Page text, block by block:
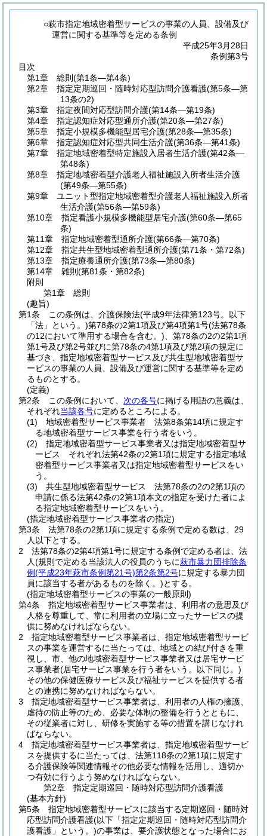
○萩市指定地域密着型サービスの事業の人員、設備及び
運営に関する基準等を定める条例
平成25年3月28日
条例第3号
目次
第1章
総則 (第1条―第4条)
第2章
指定定期巡回・随時対応型訪問介護看護(第5条―第
13条の2)
第3章
指定夜間対応型訪問介護(第14条―第19条)
第4章
指定認知症対応型通所介護(第20条―第27条)
第5章
指定小規模多機能型居宅介護(第28条―第35条)
第6章
指定認知症対応型共同生活介護(第36条―第41条)
第7章
指定地域密着型特定施設入居者生活介護(第42条―
第48条)
第8章
指定地域密着型介護老人福祉施設入所者生活介護
(第49条―第55条)
第9章
ユニット型指定地域密着型介護老人福祉施設入所者
生活介護(第56条―第59条)
第10章
指定看護小規模多機能型居宅介護(第60条―第65
条)
第11章
指定地域密着型通所介護(第66条―第70条)
第12章
指定共生型地域密着型通所介護(第71条・第72条)
第13章
指定療養通所介護(第73条―第80条)
第14章
雑則 (第81条・第82条)
附則
第1章
総則
(趣旨)
第1条
この条例は、介護保険法(平成9年法律第123号。以下
「法」という。)第78条の2第1項及び第4項第1号(法第78条
の12において準用する場合を含む。) 、第78条の2の2第1項
第1号及び第2号並びに第78条の4第1項及び第2項の規定に
基づき、指定地域密着型サービス及び共生型地域密着型サ
ービスの事業の人員、設備及び運営に関する基準等を定め
るものとする。
(定義)
第2条
この条例において、 次の各号に掲げる用語の意義は、
それぞれ当該各号に定めるところによる。
(1)
地域密着型サービス事業者 法第8条第14項に規定す
る地域密着型サービス事業を行う者をいう。
(2)
指定地域密着型サービス事業者又は指定地域密着型サ
ービス それぞれ法第42条の2第1項に規定する指定地域
密着型サービス事業者又は指定地域密着型サービスをい
う。
(3)
共生型地域密着型サービス 法第78条の2の2第1項の
申請に係る法第42条の2第1項本文の指定を受けた者によ
る指定地域密着型サービスをいう。
(指定地域密着型サービス事業者の指定)
第3条
法第78条の2第1項に規定する条例で定める数は、29
人以下とする。
2
法第78条の2第4項第1号に規定する条例で定める者は、法
人(規則で定める当該法人の役員のうちに萩市暴力団排除条
例(平成23年萩市条例第21号)第2条第2号に規定する暴力団
員に該当する者があるものを除く。)とする。
(指定地域密着型サービスの事業の一般原則)
第4条
指定地域密着型サービス事業者は、利用者の意思及び
人格を尊重して、常に利用者の立場に立ったサービスの提
供に努めなければならない。
2
指定地域密着型サービス事業者は、指定地域密着型サービ
スの事業を運営するに当たっては、地域との結び付きを重
視し、市、他の地域密着型サービス事業者又は居宅サービ
ス事業者(居宅サービス事業を行う者をいう。以下同じ。)
その他の保健医療サービス及び福祉サービスを提供する者
との連携に努めなければならない。
3
指定地域密着型サービス事業者は、利用者の人権の擁護、
虐待の防止等のため、必要な体制の整備を行うとともに、
その従業者に対し、研修を実施する等の措置を講じなけれ
ばならない。
4
指定地域密着型サービス事業者は、指定地域密着型サービ
スを提供するに当たっては、法第118条の2第1項に規定す
る介護保険等関連情報その他必要な情報を活用し、適切か
つ有効に行うよう努めなければならない。
第2章
指定定期巡回・随時対応型訪問介護看護
(基本方針)
第5条
指定地域密着型サービスに該当する定期巡回・随時対
応型訪問介護看護(以下「指定定期巡回・随時対応型訪問介
護看護」という。)の事業は、要介護状態となった場合にお